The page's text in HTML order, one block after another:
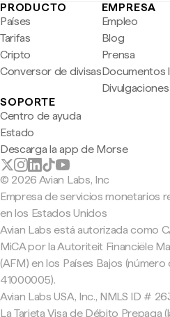
PRODUCTO
Países
Tarifas
Cripto
Conversor de divisas
EMPRESA
Empleo
Blog
Prensa
Documentos
Divulgaciones
SOPORTE
Centro de ayuda
Estado
Descarga la app de Morse
© 2026 Avian Labs, Inc
Empresa de servicios monetarios
en los Estados Unidos
Avian Labs está autorizada como
MiCA por la Autoriteit Financiële
(AFM) en los Países Bajos
41000005).
Avian Labs USA, Inc., NMLS ID #
La Tarjeta Visa de Débito Prepaga